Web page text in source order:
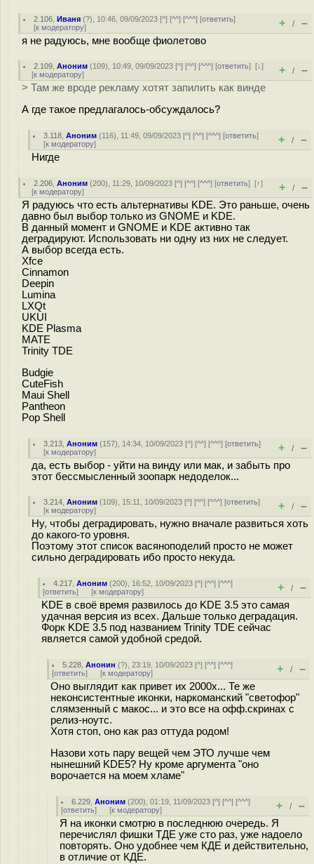
2.106 ,Иваня (?), 10:46, 09/09/2023 [^] [^^] [^^^] [ответить]
[к модератору] + / –
я не радуюсь, мне вообще фиолетово
2.109 ,Аноним (109), 10:49, 09/09/2023 [^] [^^] [^^^] [ответить][↓]
[к модератору] + / –
> Там же вроде рекламу хотят запилить как винде
А где такое предлагалось-обсуждалось?
3.118 ,Аноним (116), 11:49, 09/09/2023 [^] [^^] [^^^] [ответить]
[к модератору] + / –
Нигде
2.206 ,Аноним (200), 11:29, 10/09/2023 [^] [^^] [^^^] [ответить][↑]
[к модератору] + / –
Я радуюсь что есть альтернативы KDE. Это раньше, очень
давно был выбор только из GNOME и KDE.
В данный момент и GNOME и KDE активно так
деградируют. Использовать ни одну из них не следует.
А выбор всегда есть.
Xfce
Cinnamon
Deepin
Lumina
LXQt
UKUI
KDE Plasma
MATE
Trinity TDE
Budgie
CuteFish
Maui Shell
Pantheon
Pop Shell
3.213 ,Аноним (157), 14:34, 10/09/2023 [^] [^^] [^^^] [ответить]
[к модератору] + / –
да, есть выбор - уйти на винду или мак, и забыть про
этот бессмысленный зоопарк недоделок...
3.214 ,Аноним (109), 15:11, 10/09/2023 [^] [^^] [^^^] [ответить]
[к модератору] + / –
Ну, чтобы деградировать, нужно вначале развиться хоть
до какого-то уровня.
Поэтому этот список васяноподелий просто не может
сильно деградировать ибо просто некуда.
4.217 ,Аноним (200), 16:52, 10/09/2023 [^] [^^] [^^^]
[ответить] [к модератору] + / –
KDE в своё время развилось до KDE 3.5 это самая
удачная версия из всех. Дальше только деградация.
Форк KDE 3.5 под названием Trinity TDE сейчас
является самой удобной средой.
5.228 ,Анонин (?), 23:19, 10/09/2023 [^] [^^] [^^^]
[ответить] [к модератору] + / –
Оно выглядит как привет их 2000х... Те же
неконсистентные иконки, наркоманский "светофор"
слямзенный с макос... и это все на офф.скринах с
релиз-ноутс.
Хотя стоп, оно как раз оттуда родом!
Назови хоть пару вещей чем ЭТО лучше чем
нынешний KDE5? Ну кроме аргумента "оно
ворочается на моем хламе"
6.229 ,Аноним (200), 01:19, 11/09/2023 [^] [^^] [^^^]
[ответить] [к модератору] + / –
Я на иконки смотрю в последнюю очередь. Я
перечислял фишки ТДЕ уже сто раз, уже надоело
повторять. Оно удобнее чем КДЕ и действительно,
в отличие от КДЕ.